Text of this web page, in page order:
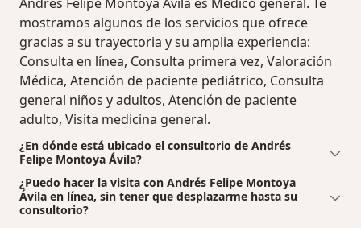
mostramos algunos de los servicios que ofrece
gracias a su trayectoria y su amplia experiencia:
Consulta en línea, Consulta primera vez, Valoración
Médica, Atención de paciente pediátrico, Consulta
general niños y adultos, Atención de paciente
adulto, Visita medicina general.
¿En dónde está ubicado el consultorio de Andrés
Felipe Montoya Ávila?
¿Puedo hacer la visita con Andrés Felipe Montoya
Ávila en línea, sin tener que desplazarme hasta su
consultorio?